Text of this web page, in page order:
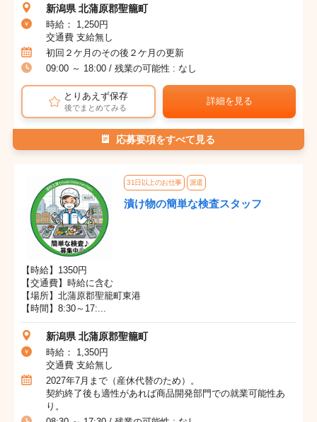
新潟県 北蒲原郡聖籠町
時給： 1,250円
交通費 支給無し
初回２ケ月のその後２ケ月の更新
09:00 ～ 18:00 / 残業の可能性 : なし
とりあえず保存
後でまとめてみる
詳細を見る
応募要項をすべて見る
31日以上のお仕事 派遣
漬け物の簡単な検査スタッフ
【時給】1350円
【交通費】時給に含む
【場所】北蒲原郡聖籠町東港
【時間】8:30～17:...
新潟県 北蒲原郡聖籠町
時給： 1,350円
交通費 支給無し
2027年7月まで（産休代替のため）。
契約終了後も適性があれば商品開発部門での就業可能性あ
り。